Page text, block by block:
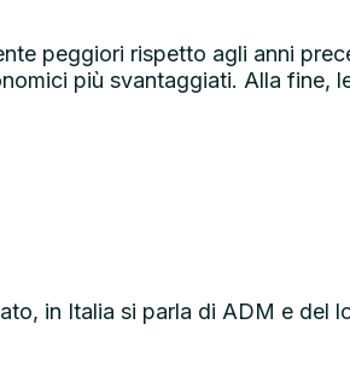
peggiori rispetto agli anni
più svantaggiati. Alla fine,
in Italia si parla di ADM e del